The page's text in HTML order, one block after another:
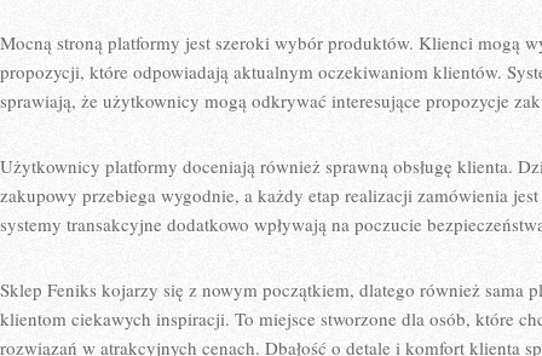
Mocną stroną platformy jest szeroki wybór produktów. Klienci mogą
propozycji, które odpowiadają aktualnym oczekiwaniom klientów.
sprawiają, że użytkownicy mogą odkrywać interesujące propozycje
Użytkownicy platformy doceniają również sprawną obsługę klienta.
zakupowy przebiega wygodnie, a każdy etap realizacji zamówienia
systemy transakcyjne dodatkowo wpływają na poczucie
Sklep Feniks kojarzy się z nowym początkiem, dlatego również sama
klientom ciekawych inspiracji. To miejsce stworzone dla osób, które
rozwiązań w atrakcyjnych cenach. Dbałość o detale i komfort klienta